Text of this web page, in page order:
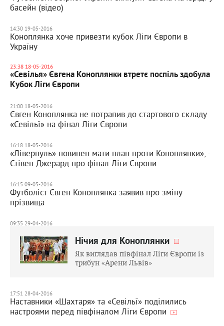
басейн (відео)
14:30 19-05-2016
Коноплянка хоче привезти кубок Ліги Європи в
Україну
23:38 18-05-2016
«Севілья» Євгена Коноплянки втретє поспіль здобула
Кубок Ліги Європи
21:00 18-05-2016
Євген Коноплянка не потрапив до стартового складу
«Севільї» на фінал Ліги Європи
16:18 18-05-2016
«Ліверпуль» повинен мати план проти Коноплянки», -
Стівен Джерард про фінал Ліги Європи
16:15 09-05-2016
Футболіст Євген Коноплянка заявив про зміну
прізвища
09:35 29-04-2016
Нічия для Коноплянки
Як виглядав півфінал Ліги Європи із
трибун «Арени Львів»
17:51 28-04-2016
Наставники «Шахтаря» та «Севільї» поділились
настроями перед півфіналом Ліги Європи